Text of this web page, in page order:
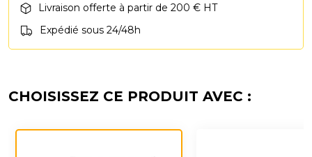
Livraison offerte à partir de 200 € HT
Expédié sous 24/48h
CHOISISSEZ CE PRODUIT AVEC :